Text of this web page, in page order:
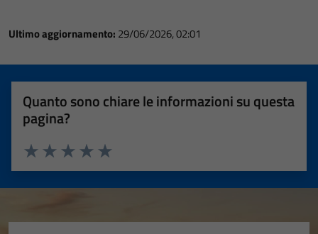
Ultimo aggiornamento: 29/06/2026, 02:01
Quanto sono chiare le informazioni su questa
pagina?
Valuta 5 stelle su 5
Valuta 4 stelle su 5
Valuta 3 stelle su 5
Valuta 2 stelle su 5
Valuta 1 stelle su 5